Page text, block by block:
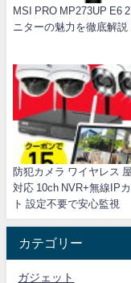
MSI PRO MP273UP E6
ニターの魅力を徹底解説
防犯カメラ ワイヤレス
対応 10ch NVR+無線IP
ト 設定不要で安心監視
カテゴリー
ガジェット